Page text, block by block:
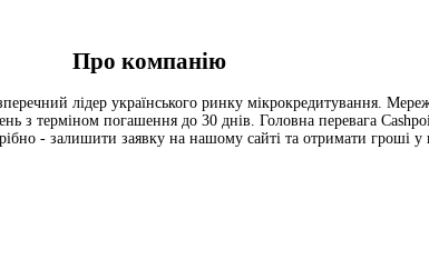
Про компанію
лідер українського ринку мікрокредитування.
з терміном погашення до 30 днів. Головна перевага
- залишити заявку на нашому сайті та отримати гроші у